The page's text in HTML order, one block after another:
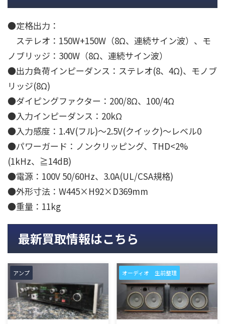
●定格出力：
ステレオ：150W+150W（8Ω、連続サイン波）、モ
ノブリッジ：300W（8Ω、連続サイン波）
●出力負荷インピーダンス：ステレオ(8、4Ω)、モノブ
リッジ(8Ω)
●ダイピングファクター：200/8Ω、100/4Ω
●入力インピーダンス：20kΩ
●入力感度：1.4V(フル)〜2.5V(クイック)〜レベル0
●パワーガード：ノンクリッピング、THD<2%
(1kHz、≧14dB)
●電源：100V 50/60Hz、3.0A(UL/CSA規格)
●外形寸法：W445×H92×D369mm
●重量：11kg
最新買取情報はこちら
アンプ オーディオ 生前整理